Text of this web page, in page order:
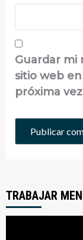
Guardar mi
sitio web
próxima
TRABAJAR